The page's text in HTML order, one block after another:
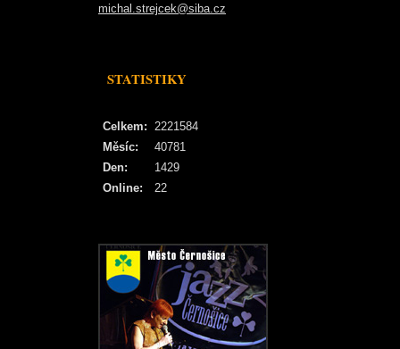
michal.strejcek@siba.cz
STATISTIKY
Online: 22
Celkem: 2221584
Měsíc:
40781
Den:
1429